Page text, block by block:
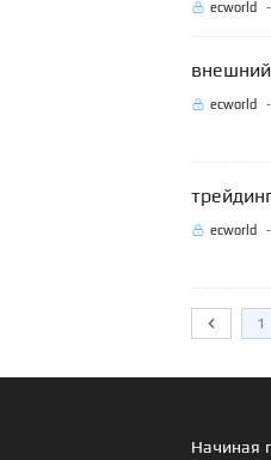
ecworld -
ecworld -
ecworld -
1
Начиная